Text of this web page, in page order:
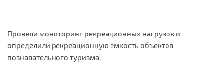
Провели мониторинг рекреационных нагрузок и
определили рекреационную ёмкость объектов
познавательного туризма.